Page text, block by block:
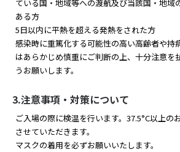
ている国・地域等への渡航及び当該国・地域
ある方
5日以内に平熱を超える発熱をされた方
感染時に重篤化する可能性の高い高齢者や持
はあらかじめ慎重にご判断の上、十分注意を
うお願いします。
3.注意事項・対策について
ご入場の際に検温を行います。37.5°C以上の
させていただきます。
マスクの着用を必ずお願いいたします。